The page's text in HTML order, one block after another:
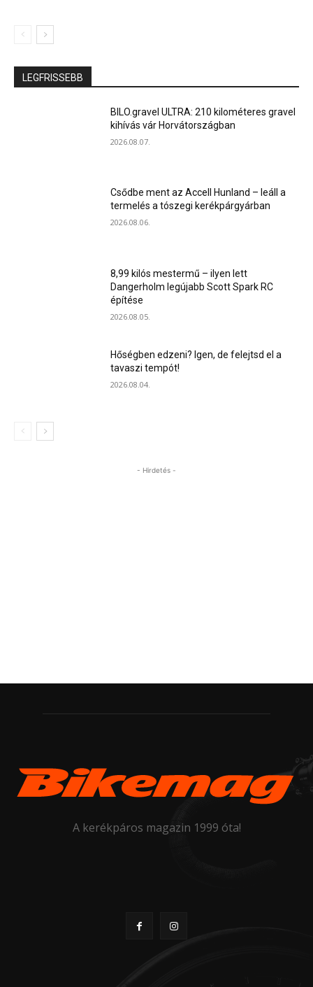
LEGFRISSEBB
BILO.gravel ULTRA: 210 kilométeres gravel
kihívás vár Horvátországban
2026.08.07.
Csődbe ment az Accell Hunland – leáll a
termelés a tószegi kerékpárgyárban
2026.08.06.
8,99 kilós mestermű – ilyen lett
Dangerholm legújabb Scott Spark RC
építése
2026.08.05.
Hőségben edzeni? Igen, de felejtsd el a
tavaszi tempót!
2026.08.04.
- Hirdetés -
A kerékpáros magazin 1999 óta!